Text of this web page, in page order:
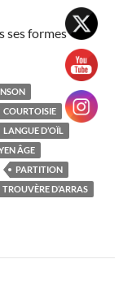
ses formes
COURTOISIE
LANGUE D’OÏL
ÂGE
PARTITION
TROUVÈRE D’ARRAS